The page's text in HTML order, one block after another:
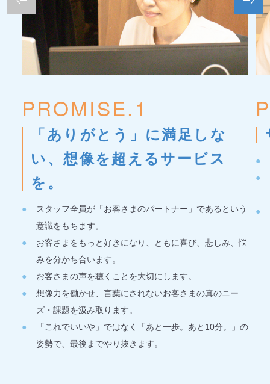
PROMISE.1
「ありがとう」に満足しな
い、想像を超えるサービス
を。
スタッフ全員が「お客さまのパートナー」であるという
意識をもちます。
お客さまをもっと好きになり、ともに喜び、悲しみ、悩
みを分かち合います。
お客さまの声を聴くことを大切にします。
想像力を働かせ、言葉にされないお客さまの真のニー
ズ・課題を汲み取ります。
「これでいいや」ではなく「あと一歩。あと10分。」の
姿勢で、最後までやり抜きます。